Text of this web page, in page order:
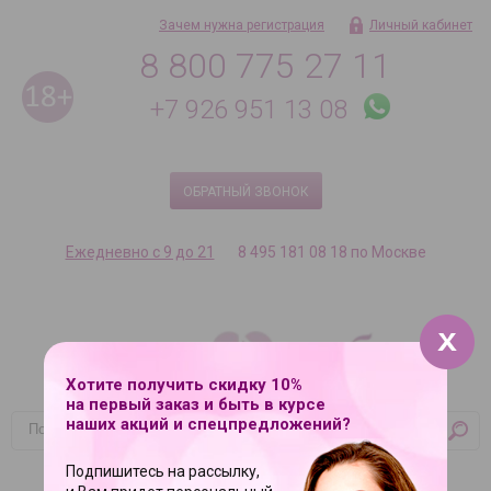
8 800 775 27 11
+7 926 951 13 08
ОБРАТНЫЙ ЗВОНОК
Зачем нужна регистрация Личный кабинет
Ежедневно с 9 до 21 8 495 181 08 18 по Москве
Ваша корзина пуста
Хотите получить скидку 10%
на первый заказ и быть в курсе
наших акций и спецпредложений?
Подпишитесь на рассылку,